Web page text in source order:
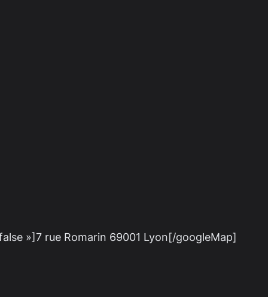
»]7 rue Romarin 69001 Lyon[/googleMap]